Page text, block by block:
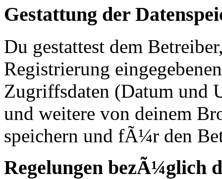
Gestattung der
Du gestattest dem
Registrierung
Zugriffsdaten (Datum und
und weitere von deinem
speichern und fÃ¼r den
Regelungen bezÃ¼glich